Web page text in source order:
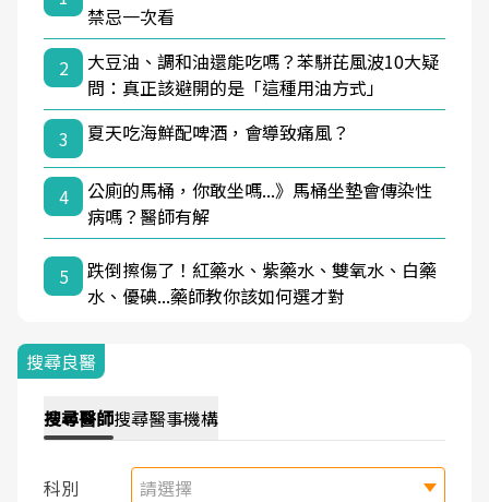
禁忌一次看
2
大豆油、調和油還能吃嗎？苯駢芘風波10大疑
問：真正該避開的是「這種用油方式」
3
夏天吃海鮮配啤酒，會導致痛風？
4
公廁的馬桶，你敢坐嗎...》馬桶坐墊會傳染性
病嗎？醫師有解
5
跌倒擦傷了！紅藥水、紫藥水、雙氧水、白藥
水、優碘...藥師教你該如何選才對
搜尋良醫
搜尋醫師搜尋醫事機構
科別 請選擇